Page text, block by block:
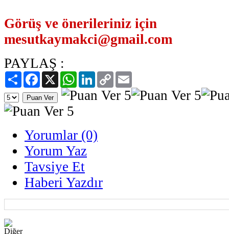
Görüş ve önerileriniz için
mesutkaymakci@gmail.com
PAYLAŞ :
PaylaşFacebook
X WhatsAppLinkedIn
Copy
Link
Yorumlar (0)
Yorum Yaz
Tavsiye Et
Haberi Yazdır